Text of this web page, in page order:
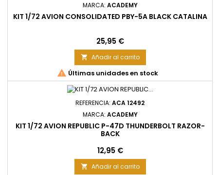
MARCA: ACADEMY
KIT 1/72 AVION CONSOLIDATED PBY-5A BLACK CATALINA
Precio
25,95 €
 Añadir al carrito
 Últimas unidades en stock
REFERENCIA: ACA 12492
MARCA: ACADEMY
KIT 1/72 AVION REPUBLIC P-47D THUNDERBOLT RAZOR-
BACK
Precio
12,95 €
 Añadir al carrito